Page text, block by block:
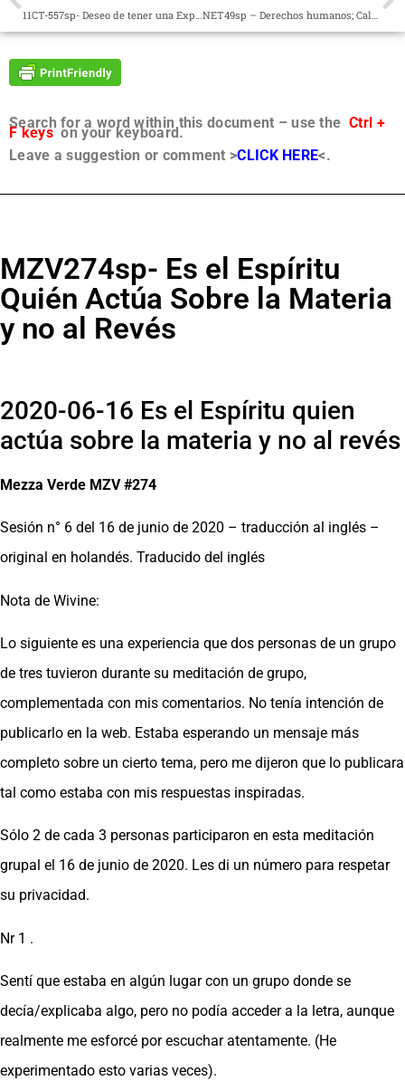
11CT-557sp- Deseo de tener una Experiencia Tangible. NET49sp – Derechos humanos; Calentamiento Global; Mercados Financieros
Search for a word within this document – use the Ctrl +
F keyson your keyboard.
Leave a suggestion or comment >CLICK HERE<.
MZV274sp- Es el Espíritu
Quién Actúa Sobre la Materia
y no al Revés
2020-06-16 Es el Espíritu quien
actúa sobre la materia y no al revés
Mezza Verde MZV #274
Sesión n° 6 del 16 de junio de 2020 – traducción al inglés –
original en holandés. Traducido del inglés
Nota de Wivine:
Lo siguiente es una experiencia que dos personas de un grupo
de tres tuvieron durante su meditación de grupo,
complementada con mis comentarios. No tenía intención de
publicarlo en la web. Estaba esperando un mensaje más
completo sobre un cierto tema, pero me dijeron que lo publicara
tal como estaba con mis respuestas inspiradas.
Sólo 2 de cada 3 personas participaron en esta meditación
grupal el 16 de junio de 2020. Les di un número para respetar
su privacidad.
Nr 1 .
Sentí que estaba en algún lugar con un grupo donde se
decía/explicaba algo, pero no podía acceder a la letra, aunque
realmente me esforcé por escuchar atentamente. (He
experimentado esto varias veces).